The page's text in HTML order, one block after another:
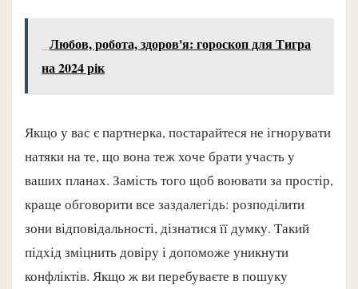
Любов, робота, здоров'я: гороскоп для Тигра
на 2024 рік
Якщо у вас є партнерка, постарайтеся не ігнорувати
натяки на те, що вона теж хоче брати участь у
ваших планах. Замість того щоб воювати за простір,
краще обговорити все заздалегідь: розподілити
зони відповідальності, дізнатися її думку. Такий
підхід зміцнить довіру і допоможе уникнути
конфліктів. Якщо ж ви перебуваєте в пошуку